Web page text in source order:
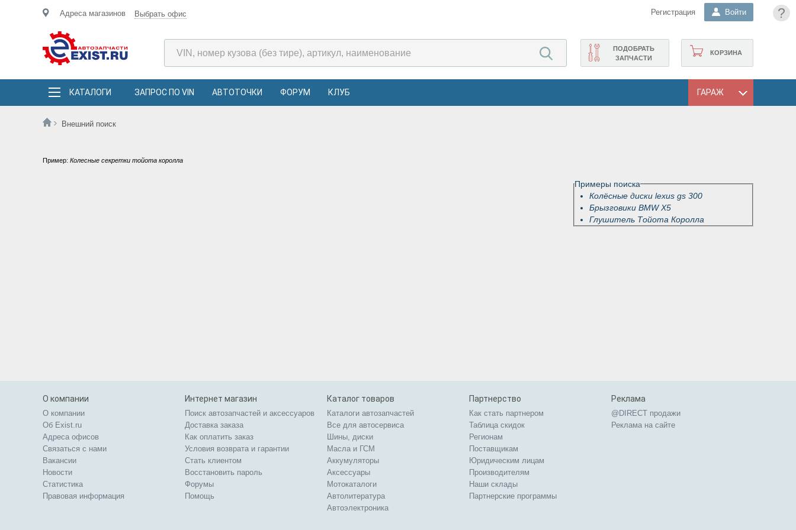
?
Адреса магазинов Выбрать офис Регистрация Войти
КОРЗИНА
ПОДОБРАТЬ
ЗАПЧАСТИ
КАТАЛОГИ ЗАПРОС ПО VIN АВТОТОЧКИ ФОРУМ КЛУБ ГАРАЖ
Внешний поиск
Пример: Колесные секретки тойота королла
Примеры поиска
Колёсные диски lexus gs 300
Брызговики BMW X5
Глушитель Тойота Королла
О компании
О компании
Об Exist.ru
Адреса офисов
Связаться с нами
Вакансии
Новости
Статистика
Правовая информация
Интернет магазин
Поиск автозапчастей и аксессуаров
Доставка заказа
Как оплатить заказ
Условия возврата и гарантии
Стать клиентом
Восстановить пароль
Форумы
Помощь
Каталог товаров
Каталоги автозапчастей
Все для автосервиса
Шины, диски
Масла и ГСМ
Аккумуляторы
Аксессуары
Мотокаталоги
Автолитература
Автоэлектроника
Партнерство
Как стать партнером
Таблица скидок
Регионам
Поставщикам
Юридическим лицам
Производителям
Наши склады
Партнерские программы
Реклама
@DIRECT продажи
Реклама на сайте